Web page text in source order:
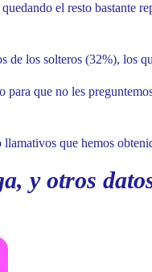
el resto bastante
de los solteros (32%), los
que no les
llamativos que hemos
y otros